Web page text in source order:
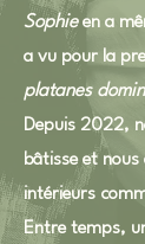
Sophieen a
a vu pour la
platanes
Depuis 2022,
bâtisse et nous
intérieurs
Entre temps,